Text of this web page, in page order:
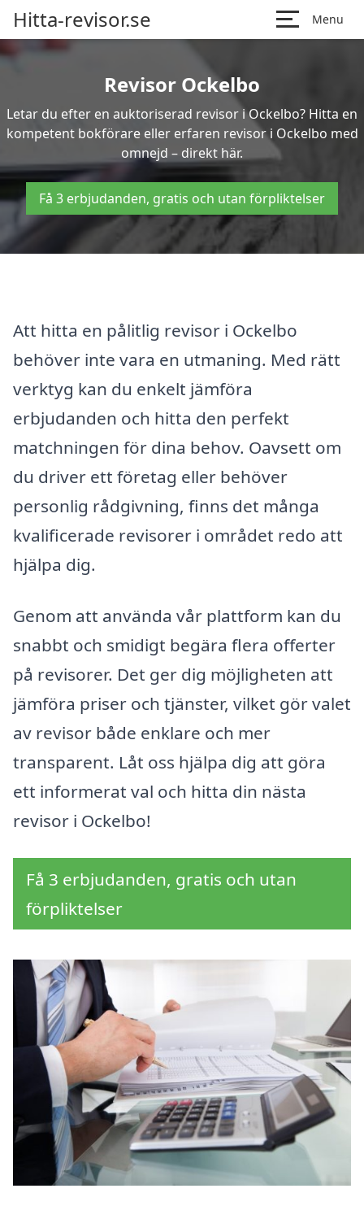
Hitta-revisor.se Menu
Revisor Ockelbo
Letar du efter en auktoriserad revisor i Ockelbo? Hitta en
kompetent bokförare eller erfaren revisor i Ockelbo med
omnejd – direkt här.
Få 3 erbjudanden, gratis och utan förpliktelser
Att hitta en pålitlig revisor i Ockelbo
behöver inte vara en utmaning. Med rätt
verktyg kan du enkelt jämföra
erbjudanden och hitta den perfekt
matchningen för dina behov. Oavsett om
du driver ett företag eller behöver
personlig rådgivning, finns det många
kvalificerade revisorer i området redo att
hjälpa dig.
Genom att använda vår plattform kan du
snabbt och smidigt begära flera offerter
på revisorer. Det ger dig möjligheten att
jämföra priser och tjänster, vilket gör valet
av revisor både enklare och mer
transparent. Låt oss hjälpa dig att göra
ett informerat val och hitta din nästa
revisor i Ockelbo!
Få 3 erbjudanden, gratis och utan
förpliktelser